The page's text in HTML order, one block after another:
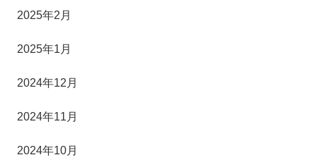
2025年2月
2025年1月
2024年12月
2024年11月
2024年10月